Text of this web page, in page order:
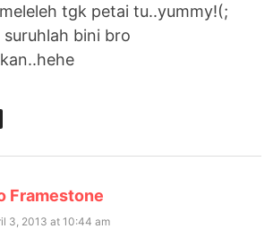
tgk petai tu..yummy!(;
suruhlah bini bro
Framestone
3, 2013 at 10:44 am